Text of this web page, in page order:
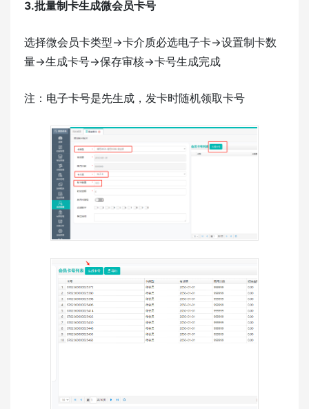
3.批量制卡生成微会员卡号
选择微会员卡类型->卡介质必选电子卡->设置制卡数
量->生成卡号->保存审核->卡号生成完成
注：电子卡号是先生成，发卡时随机领取卡号